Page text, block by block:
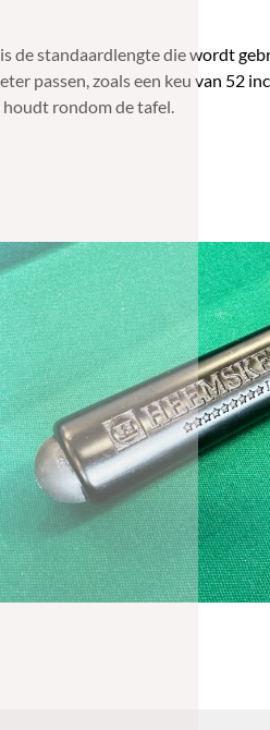
de standaardlengte die wordt
passen, zoals een keu van 52
rondom de tafel.